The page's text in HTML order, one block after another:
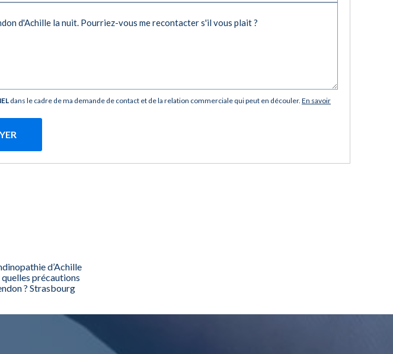
dans le cadre de ma demande de contact et de la relation commerciale qui peut en découler. En savoir
d’Achille
précautions
? Strasbourg